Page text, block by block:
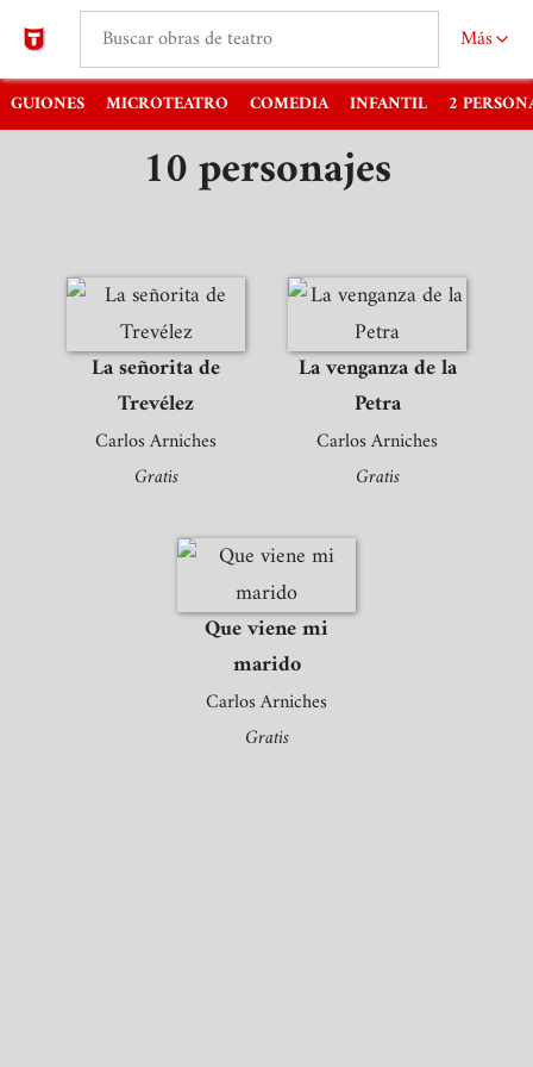
Más
GUIONES MICROTEATRO COMEDIA INFANTIL 2
10 personajes
La señorita de
Trevélez
Carlos Arniches
Gratis
La venganza de la
Petra
Carlos Arniches
Gratis
Que viene mi
marido
Carlos Arniches
Gratis